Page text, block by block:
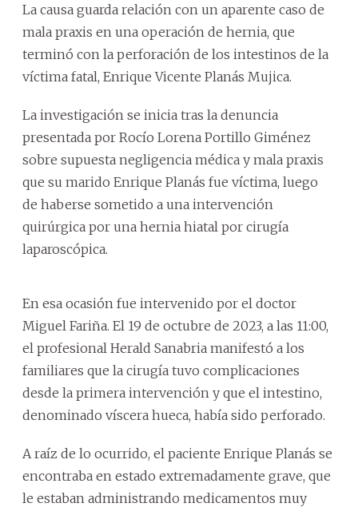
La causa guarda relación con un aparente caso de
mala praxis en una operación de hernia, que
terminó con la perforación de los intestinos de la
víctima fatal, Enrique Vicente Planás Mujica.
La investigación se inicia tras la denuncia
presentada por Rocío Lorena Portillo Giménez
sobre supuesta negligencia médica y mala praxis
que su marido Enrique Planás fue víctima, luego
de haberse sometido a una intervención
quirúrgica por una hernia hiatal por cirugía
laparoscópica.
En esa ocasión fue intervenido por el doctor
Miguel Fariña. El 19 de octubre de 2023, a las 11:00,
el profesional Herald Sanabria manifestó a los
familiares que la cirugía tuvo complicaciones
desde la primera intervención y que el intestino,
denominado víscera hueca, había sido perforado.
A raíz de lo ocurrido, el paciente Enrique Planás se
encontraba en estado extremadamente grave, que
le estaban administrando medicamentos muy